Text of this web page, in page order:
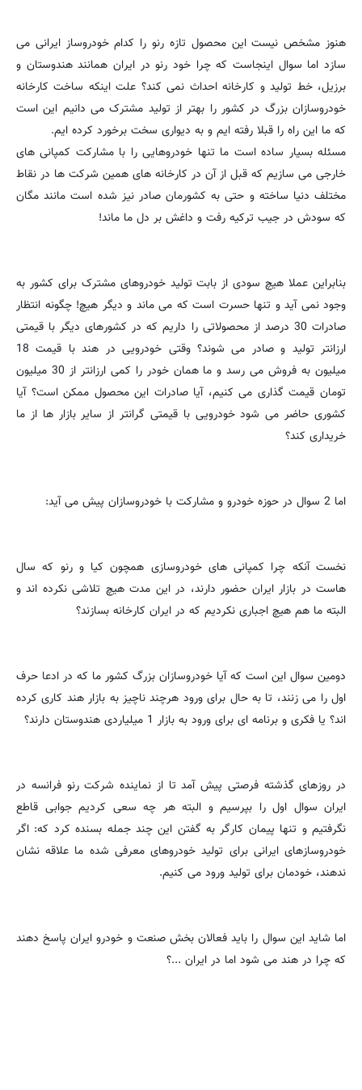
هنوز مشخص نیست این محصول تازه رنو را کدام خودروساز ایرانی می
سازد اما سوال اینجاست که چرا خود رنو در ایران همانند هندوستان و
برزیل، خط تولید و کارخانه احداث نمی کند؟ علت اینکه ساخت کارخانه
خودروسازان بزرگ در کشور را بهتر از تولید مشترک می دانیم این است
که ما این راه را قبلا رفته ایم و به دیواری سخت برخورد کرده ایم.
مسئله بسیار ساده است ما تنها خودروهایی را با مشارکت کمپانی های
خارجی می سازیم که قبل از آن در کارخانه های همین شرکت ها در نقاط
مختلف دنیا ساخته و حتی به کشورمان صادر نیز شده است مانند مگان
که سودش در جیب ترکیه رفت و داغش بر دل ما ماند!
بنابراین عملا هیچ سودی از بابت تولید خودروهای مشترک برای کشور به
وجود نمی آید و تنها حسرت است که می ماند و دیگر هیچ! چگونه انتظار
صادرات 30 درصد از محصولاتی را داریم که در کشورهای دیگر با قیمتی
ارزانتر تولید و صادر می شوند؟ وقتی خودرویی در هند با قیمت 18
میلیون به فروش می رسد و ما همان خودر را کمی ارزانتر از 30 میلیون
تومان قیمت گذاری می کنیم، آیا صادرات این محصول ممکن است؟ آیا
کشوری حاضر می شود خودرویی با قیمتی گرانتر از سایر بازار ها از ما
خریداری کند؟
اما 2 سوال در حوزه خودرو و مشارکت با خودروسازان پیش می آید:
نخست آنکه چرا کمپانی های خودروسازی همچون کیا و رنو که سال
هاست در بازار ایران حضور دارند، در این مدت هیچ تلاشی نکرده اند و
البته ما هم هیچ اجباری نکردیم که در ایران کارخانه بسازند؟
دومین سوال این است که آیا خودروسازان بزرگ کشور ما که در ادعا حرف
اول را می زنند، تا به حال برای ورود هرچند ناچیز به بازار هند کاری کرده
اند؟ یا فکری و برنامه ای برای ورود به بازار 1 میلیاردی هندوستان دارند؟
در روزهای گذشته فرصتی پیش آمد تا از نماینده شرکت رنو فرانسه در
ایران سوال اول را بپرسیم و البته هر چه سعی کردیم جوابی قاطع
نگرفتیم و تنها پیمان کارگر به گفتن این چند جمله بسنده کرد که: اگر
خودروسازهای ایرانی برای تولید خودروهای معرفی شده ما علاقه نشان
ندهند، خودمان برای تولید ورود می کنیم.
اما شاید این سوال را باید فعالان بخش صنعت و خودرو ایران پاسخ دهند
که چرا در هند می شود اما در ایران ...؟